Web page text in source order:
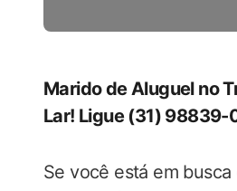
Marido de Aluguel no
Lar! Ligue‌ (31)‌ 98839-
Se você‍ está em